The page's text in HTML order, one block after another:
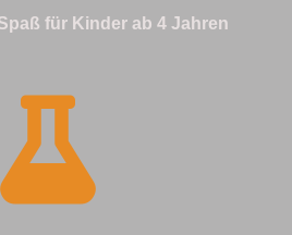
für Kinder ab 4 Jahren